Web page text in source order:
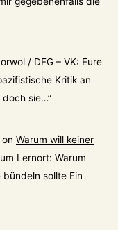
/ DFG – VK: Eure
Kritik an
doch sie…”
on Warum will keiner
Lernort: Warum
sollte Ein